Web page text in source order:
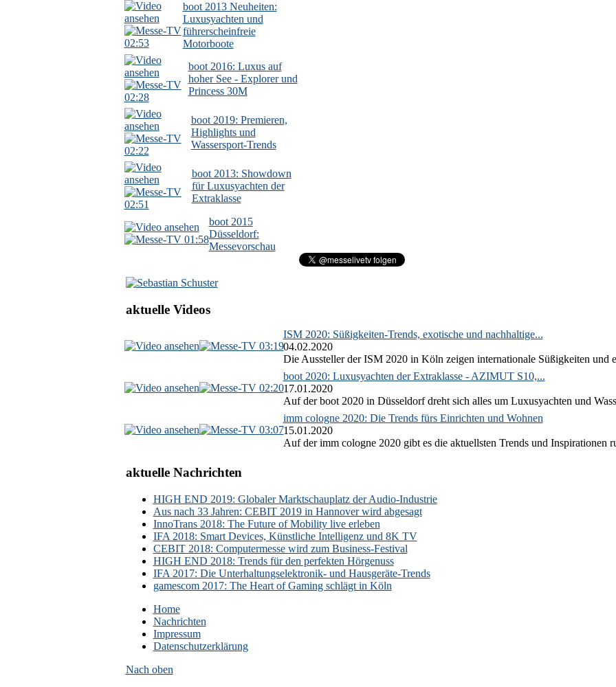
02:53
boot 2013 Neuheiten:
Luxusyachten und
führerscheinfreie
Motorboote
02:28
boot 2016: Luxus auf
hoher See - Explorer und
Princess 30M
02:22
boot 2019: Premieren,
Highlights und
Wassersport-Trends
02:51
boot 2013: Showdown
für Luxusyachten der
Extraklasse
01:58
boot 2015
Düsseldorf:
Messevorschau
aktuelle Videos
03:19
ISM 2020: Süßigkeiten-Trends, exotische und nachhaltige...
04.02.2020
Die Aussteller der ISM 2020 in Köln zeigen internationale Süßigkeiten und
02:20
boot 2020: Luxusyachten der Extraklasse - AZIMUT S10,...
17.01.2020
Auf der boot 2020 in Düsseldorf dreht sich alles um Luxusyachten und
03:07
imm cologne 2020: Die Trends fürs Einrichten und Wohnen
15.01.2020
Auf der imm cologne 2020 gibt es die aktuellsten Trends und Inspirationen
aktuelle Nachrichten
HIGH END 2019: Globaler Marktschauplatz der Audio-Industrie
Aus nach 33 Jahren: CEBIT 2019 in Hannover wird abgesagt
InnoTrans 2018: The Future of Mobility live erleben
IFA 2018: Smart Devices, Künstliche Intelligenz und 8K TV
CEBIT 2018: Computermesse wird zum Business-Festival
HIGH END 2018: Trends für den perfekten Hörgenuss
IFA 2017: Die Unterhaltungselektronik- und Hausgeräte-Trends
gamescom 2017: The Heart of Gaming schlägt in Köln
Home
Nachrichten
Impressum
Datenschutzerklärung
Nach oben